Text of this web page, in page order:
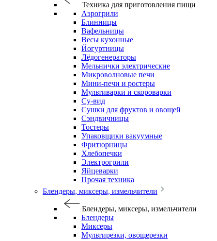
Техника для приготовления пищи
Аэрогрили
Блинницы
Вафельницы
Весы кухонные
Йогуртницы
Лёдогенераторы
Мельнички электрические
Микроволновые печи
Мини-печи и ростеры
Мультиварки и скороварки
Су-вид
Сушки для фруктов и овощей
Сэндвичницы
Тостеры
Упаковщики вакуумные
Фритюрницы
Хлебопечки
Электрогрили
Яйцеварки
Прочая техника
Блендеры, миксеры, измельчители
Блендеры, миксеры, измельчители
Блендеры
Миксеры
Мультирезки, овощерезки